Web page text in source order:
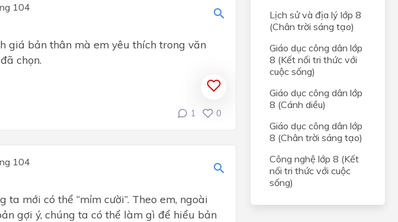
104
giá bản thân mà em yêu thích trong văn
chọn.
1 0
104
ta mới có thể “mỉm cười”. Theo em, ngoài
gợi ý, chúng ta có thể làm gì để hiểu bản
Lịch sử và địa lý lớp 8
(Chân trời sáng tạo)
Giáo dục công dân lớp
8 (Kết nối tri thức với
cuộc sống)
Giáo dục công dân lớp
8 (Cánh diều)
Giáo dục công dân lớp
8 (Chân trời sáng tạo)
Công nghệ lớp 8 (Kết
nối tri thức với cuộc
sống)